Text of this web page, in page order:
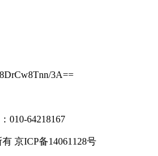
3A==
010-64218167
京ICP备14061128号